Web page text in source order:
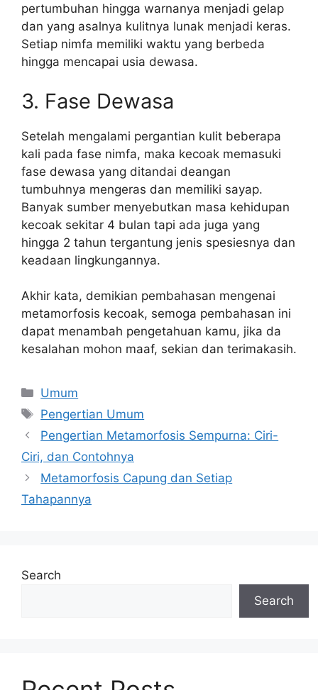
pertumbuhan hingga warnanya menjadi gelap
dan yang asalnya kulitnya lunak menjadi keras.
Setiap nimfa memiliki waktu yang berbeda
hingga mencapai usia dewasa.
3. Fase Dewasa
Setelah mengalami pergantian kulit beberapa
kali pada fase nimfa, maka kecoak memasuki
fase dewasa yang ditandai deangan
tumbuhnya mengeras dan memiliki sayap.
Banyak sumber menyebutkan masa kehidupan
kecoak sekitar 4 bulan tapi ada juga yang
hingga 2 tahun tergantung jenis spesiesnya dan
keadaan lingkungannya.
Akhir kata, demikian pembahasan mengenai
metamorfosis kecoak, semoga pembahasan ini
dapat menambah pengetahuan kamu, jika da
kesalahan mohon maaf, sekian dan terimakasih.
Categories
Umum
Tags
Pengertian Umum
Pengertian Metamorfosis Sempurna: Ciri-
Ciri, dan Contohnya
Metamorfosis Capung dan Setiap
Tahapannya
Search
Search